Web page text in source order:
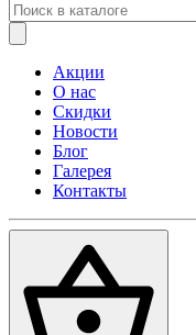
Акции
О нас
Скидки
Новости
Блог
Галерея
Контакты